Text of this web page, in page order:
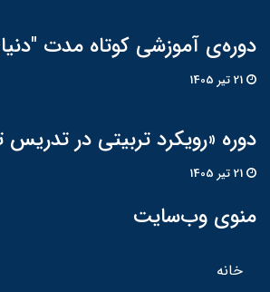
دوره‌ی آموزشی کوتاه مدت
دوره «رویکرد تربیتی در تدریس
منوی وب‌سایت
خانه